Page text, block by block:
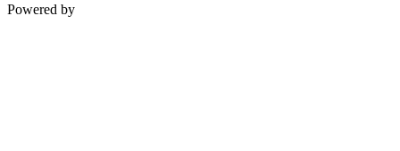
Powered by